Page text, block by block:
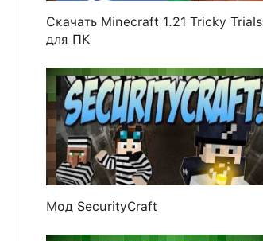
Скачать Minecraft 1.21 Tricky Trials
для ПК
Мод SecurityCraft